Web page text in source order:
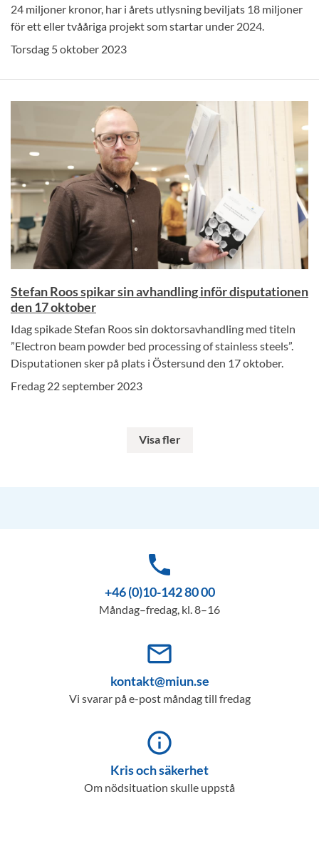
24 miljoner kronor, har i årets utlysning beviljats 18 miljoner
för ett eller tvååriga projekt som startar under 2024.
Torsdag 5 oktober 2023
Stefan Roos spikar sin avhandling inför disputationen
den 17 oktober
Idag spikade Stefan Roos sin doktorsavhandling med titeln
”Electron beam powder bed processing of stainless steels”.
Disputationen sker på plats i Östersund den 17 oktober.
Fredag 22 september 2023
Visa fler
phone
+46 (0)10-142 80 00
Måndag–fredag, kl. 8–16
mail_outline
kontakt@miun.se
Vi svarar på e-post måndag till fredag
info_outline
Kris och säkerhet
Om nödsituation skulle uppstå